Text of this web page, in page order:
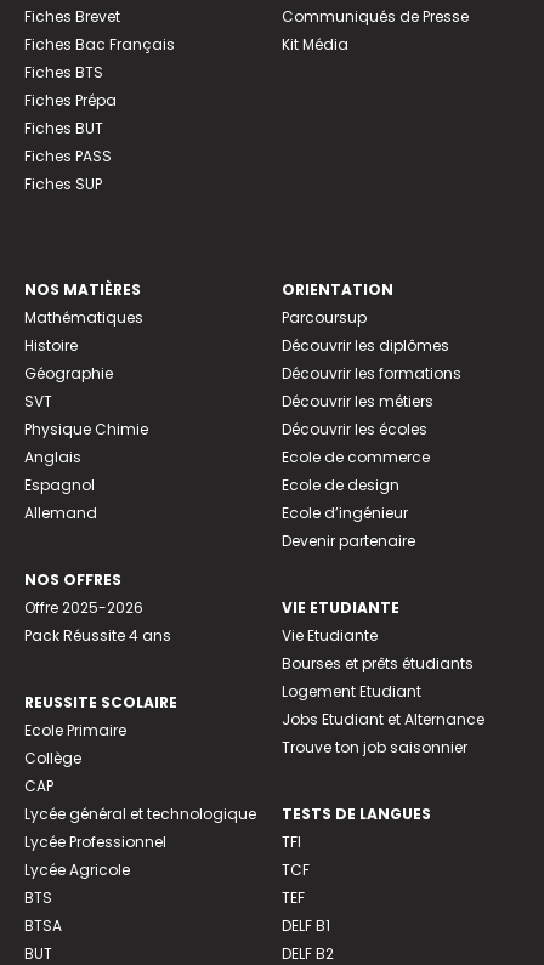
Fiches Brevet
Fiches Bac Français
Fiches BTS
Fiches Prépa
Fiches BUT
Fiches PASS
Fiches SUP
Communiqués de Presse
Kit Média
NOS MATIÈRES
Mathématiques
Histoire
Géographie
SVT
Physique Chimie
Anglais
Espagnol
Allemand
NOS OFFRES
Offre 2025-2026
Pack Réussite 4 ans
REUSSITE SCOLAIRE
Ecole Primaire
Collège
CAP
Lycée général et technologique
Lycée Professionnel
Lycée Agricole
BTS
BTSA
BUT
ORIENTATION
Parcoursup
Découvrir les diplômes
Découvrir les formations
Découvrir les métiers
Découvrir les écoles
Ecole de commerce
Ecole de design
Ecole d’ingénieur
Devenir partenaire
VIE ETUDIANTE
Vie Etudiante
Bourses et prêts étudiants
Logement Etudiant
Jobs Etudiant et Alternance
Trouve ton job saisonnier
TESTS DE LANGUES
TFI
TCF
TEF
DELF B1
DELF B2